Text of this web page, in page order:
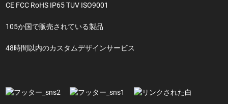
CE FCC RoHS IP65 TUV ISO9001
105か国で販売されている製品
48時間以内のカスタムデザインサービス